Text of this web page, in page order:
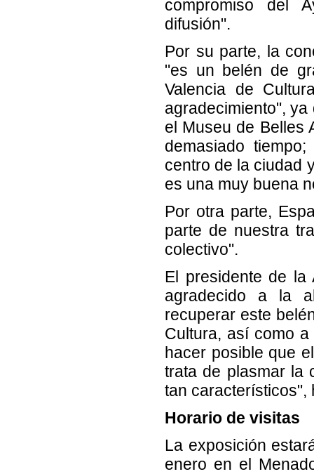
compromiso del
difusión".
Por su parte, la
"es un belén de
Valencia de
agradecimiento",
el Museu de Belles
demasiado
centro de la ciudad
es una muy buena
Por otra parte,
parte de nuestra
colectivo".
El presidente de la
agradecido a la
recuperar este
Cultura, así como
hacer posible que
trata de plasmar la
tan característicos",
Horario de visitas
La exposición
enero en el